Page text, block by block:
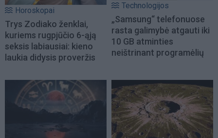
Horoskopai
Trys Zodiako ženklai,
kuriems rugpjūčio 6-ąją
seksis labiausiai: kieno
laukia didysis proveržis
Technologijos
„Samsung“ telefonuose
rasta galimybė atgauti iki
10 GB atminties
neištrinant programėlių